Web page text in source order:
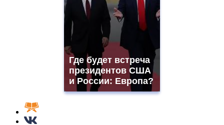
Где будет встреча
президентов США
и России: Европа?